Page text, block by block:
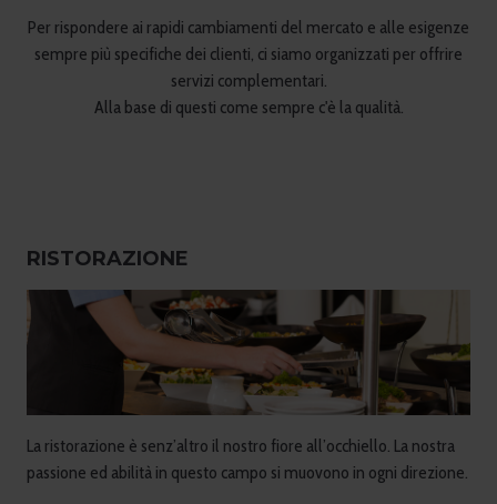
Per rispondere ai rapidi cambiamenti del mercato e alle esigenze
sempre più specifiche dei clienti, ci siamo organizzati per offrire
servizi complementari.
Alla base di questi come sempre c'è la qualità.
RISTORAZIONE
La ristorazione è senz’altro il nostro fiore all’occhiello. La nostra
passione ed abilità in questo campo si muovono in ogni direzione.